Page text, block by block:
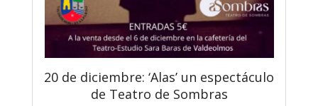
20 de diciembre: ‘Alas’ un espectáculo
de Teatro de Sombras